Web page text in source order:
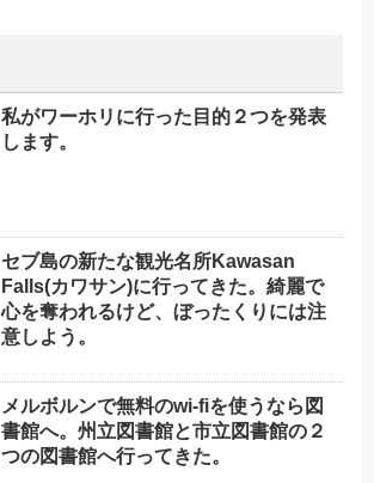
私がワーホリに行った目的２つを発表
します。
セブ島の新たな観光名所Kawasan
Falls(カワサン)に行ってきた。綺麗で
心を奪われるけど、ぼったくりには注
意しよう。
メルボルンで無料のwi-fiを使うなら図
書館へ。州立図書館と市立図書館の２
つの図書館へ行ってきた。